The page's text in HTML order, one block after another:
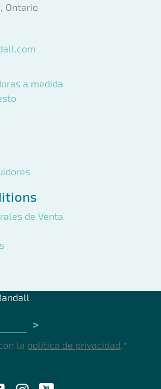
Ontario
a medida
de Venta
>
la política de privacidad.*